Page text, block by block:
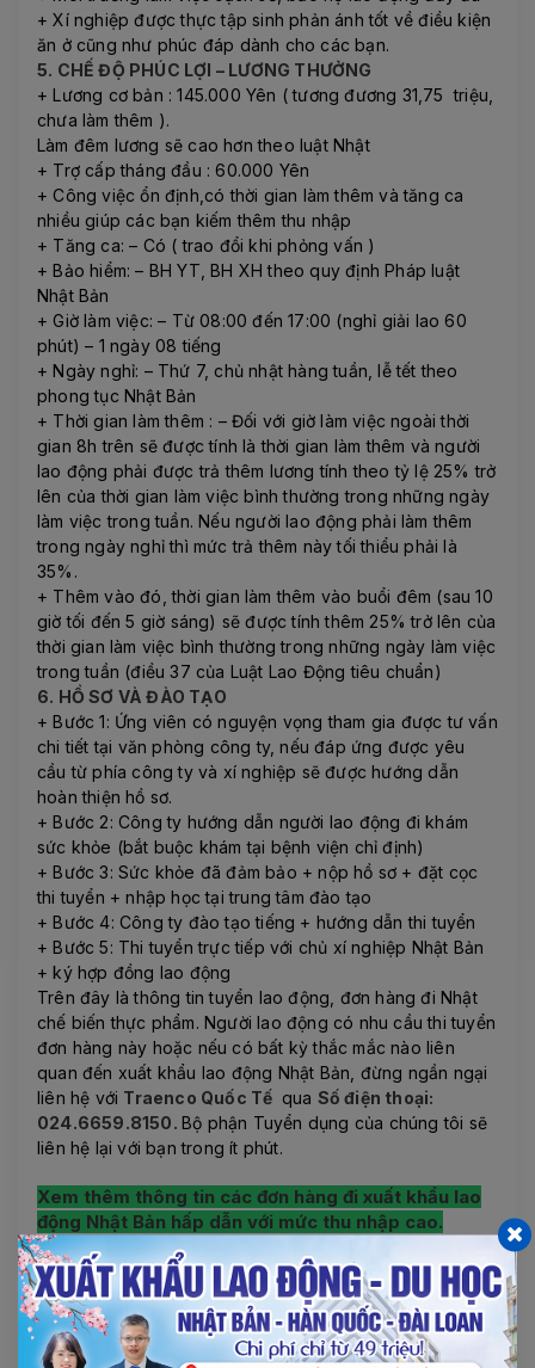
+ Xí nghiệp được thực tập sinh phản ánh tốt về điều kiện
ăn ở cũng như phúc đáp dành cho các bạn.
5. CHẾ ĐỘ PHÚC LỢI – LƯƠNG THƯỞNG
+ Lương cơ bản : 145.000 Yên ( tương đương 31,75 triệu,
chưa làm thêm ).
Làm đêm lương sẽ cao hơn theo luật Nhật
+ Trợ cấp tháng đầu : 60.000 Yên
+ Công việc ổn định,có thời gian làm thêm và tăng ca
nhiều giúp các bạn kiếm thêm thu nhập
+ Tăng ca: – Có ( trao đổi khi phỏng vấn )
+ Bảo hiểm: – BH YT, BH XH theo quy định Pháp luật
Nhật Bản
+ Giờ làm việc: – Từ 08:00 đến 17:00 (nghỉ giải lao 60
phút) – 1 ngày 08 tiếng
+ Ngày nghỉ: – Thứ 7, chủ nhật hàng tuần, lễ tết theo
phong tục Nhật Bản
+ Thời gian làm thêm : – Đối với giờ làm việc ngoài thời
gian 8h trên sẽ được tính là thời gian làm thêm và người
lao động phải được trả thêm lương tính theo tỷ lệ 25% trở
lên của thời gian làm việc bình thường trong những ngày
làm việc trong tuần. Nếu người lao động phải làm thêm
trong ngày nghỉ thì mức trả thêm này tối thiểu phải là
35%.
+ Thêm vào đó, thời gian làm thêm vào buổi đêm (sau 10
giờ tối đến 5 giờ sáng) sẽ được tính thêm 25% trở lên của
thời gian làm việc bình thường trong những ngày làm việc
trong tuần (điều 37 của Luật Lao Động tiêu chuẩn)
6. HỒ SƠ VÀ ĐÀO TẠO
+ Bước 1: Ứng viên có nguyện vọng tham gia được tư vấn
chi tiết tại văn phòng công ty, nếu đáp ứng được yêu
cầu từ phía công ty và xí nghiệp sẽ được hướng dẫn
hoàn thiện hồ sơ.
+ Bước 2: Công ty hướng dẫn người lao động đi khám
sức khỏe (bắt buộc khám tại bệnh viện chỉ định)
+ Bước 3: Sức khỏe đã đảm bảo + nộp hồ sơ + đặt cọc
thi tuyển + nhập học tại trung tâm đào tạo
+ Bước 4: Công ty đào tạo tiếng + hướng dẫn thi tuyển
+ Bước 5: Thi tuyển trực tiếp với chủ xí nghiệp Nhật Bản
+ ký hợp đồng lao động
Trên đây là thông tin tuyển lao động, đơn hàng đi Nhật
chế biến thực phẩm. Người lao động có nhu cầu thi tuyển
đơn hàng này hoặc nếu có bất kỳ thắc mắc nào liên
quan đến xuất khẩu lao động Nhật Bản, đừng ngần ngại
liên hệ với Traenco Quốc Tế qua Số điện thoại:
024.6659.8150. Bộ phận Tuyển dụng của chúng tôi sẽ
liên hệ lại với bạn trong ít phút.
Xem thêm thông tin các đơn hàng đi xuất khẩu lao
động Nhật Bản hấp dẫn với mức thu nhập cao.
7. THÔNG TIN LIÊN HỆ:
CÔNG TY XUẤT KHẨU LAO ĐỘNG
TRAENCO QUỐC TẾ